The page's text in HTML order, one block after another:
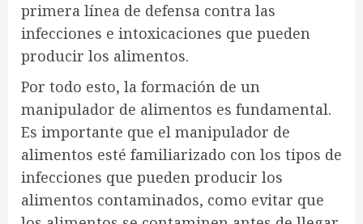
primera línea de defensa contra las
infecciones e intoxicaciones que pueden
producir los alimentos.
Por todo esto, la formación de un
manipulador de alimentos es fundamental.
Es importante que el manipulador de
alimentos esté familiarizado con los tipos de
infecciones que pueden producir los
alimentos contaminados, como evitar que